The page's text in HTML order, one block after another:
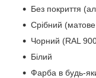
Без покриття
Срібний (матове
Чорний (RAL
Білий
Фарба в будь-